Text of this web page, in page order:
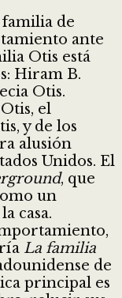
de
ante
Otis está
Hiram B.
Otis.
el
y de los
alusión
Unidos. El
, que
un
casa.
La familia
de
principal es